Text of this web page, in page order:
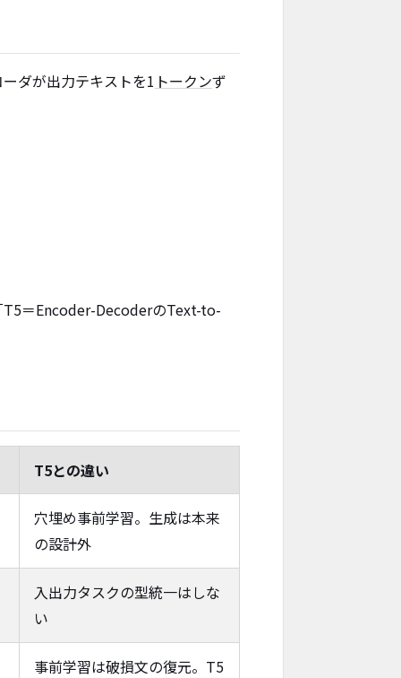
ダが出力テキストを1 トークンず
T5＝Encoder-DecoderのText-to-
T5との違い
穴埋め事前学習。生成は本来
の設計外
入出力タスクの型統一はしな
い
事前学習は破損文の復元。T5